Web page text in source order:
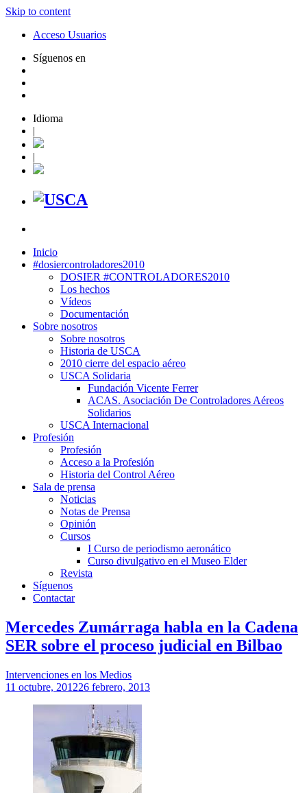
Skip to content
Acceso Usuarios
Síguenos en
Idioma
|
|
Inicio
#dosiercontroladores2010
DOSIER #CONTROLADORES2010
Los hechos
Vídeos
Documentación
Sobre nosotros
Sobre nosotros
Historia de USCA
2010 cierre del espacio aéreo
USCA Solidaria
Fundación Vicente Ferrer
ACAS. Asociación De Controladores Aéreos
Solidarios
USCA Internacional
Profesión
Profesión
Acceso a la Profesión
Historia del Control Aéreo
Sala de prensa
Noticias
Notas de Prensa
Opinión
Cursos
I Curso de periodismo aeronático
Curso divulgativo en el Museo Elder
Revista
Síguenos
Contactar
Mercedes Zumárraga habla en la Cadena
SER sobre el proceso judicial en Bilbao
Intervenciones en los Medios
11 octubre, 201226 febrero, 2013